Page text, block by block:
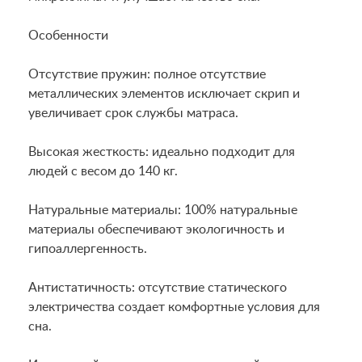
Особенности
Отсутствие пружин: полное отсутствие
металлических элементов исключает скрип и
увеличивает срок службы матраса.
Высокая жесткость: идеально подходит для
людей с весом до 140 кг.
Натуральные материалы: 100% натуральные
материалы обеспечивают экологичность и
гипоаллергенность.
Антистатичность: отсутствие статического
электричества создает комфортные условия для
сна.